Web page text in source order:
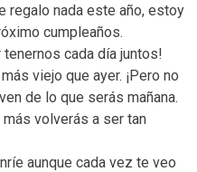
regalo nada este año, estoy
cumpleaños.
tenernos cada día juntos!
viejo que ayer. ¡Pero no
de lo que serás mañana.
volverás a ser tan
aunque cada vez te veo